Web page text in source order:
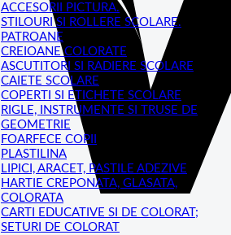
ACCESORII PICTURA.
STILOURI SI ROLLERE SCOLARE.
PATROANE
CREIOANE COLORATE
ASCUTITORI SI RADIERE SCOLARE
CAIETE SCOLARE
COPERTI SI ETICHETE SCOLARE
RIGLE, INSTRUMENTE SI TRUSE DE
GEOMETRIE
FOARFECE COPII
PLASTILINA
LIPICI, ARACET, PASTILE ADEZIVE
HARTIE CREPONATA, GLASATA,
COLORATA
CARTI EDUCATIVE SI DE COLORAT;
SETURI DE COLORAT